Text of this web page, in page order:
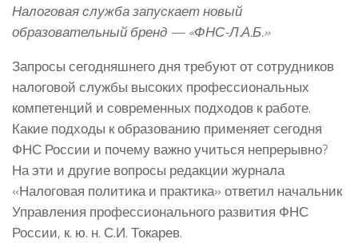
Налоговая служба запускает новый
образовательный бренд — «ФНС-Л.А.Б.»
Запросы сегодняшнего дня требуют от сотрудников
налоговой службы высоких профессиональных
компетенций и современных подходов к работе.
Какие подходы к образованию применяет сегодня
ФНС России и почему важно учиться непрерывно?
На эти и другие вопросы редакции журнала
«Налоговая политика и практика» ответил начальник
Управления профессионального развития ФНС
России, к. ю. н. С.И. Токарев.